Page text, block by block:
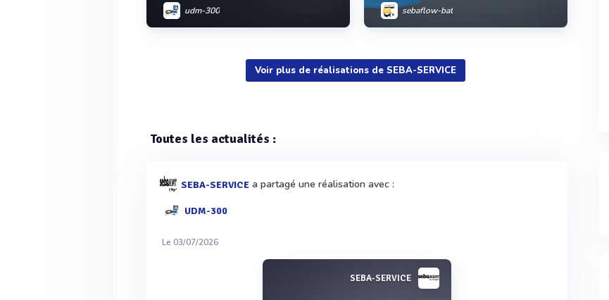
udm-300
Voir plus
sebaflow-bat
Voir plus
Voir plus de réalisations de SEBA-SERVICE
Toutes les actualités :
SEBA-SERVICE a partagé une réalisation avec :
UDM-300
Le 03/07/2026
SEBA-SERVICE